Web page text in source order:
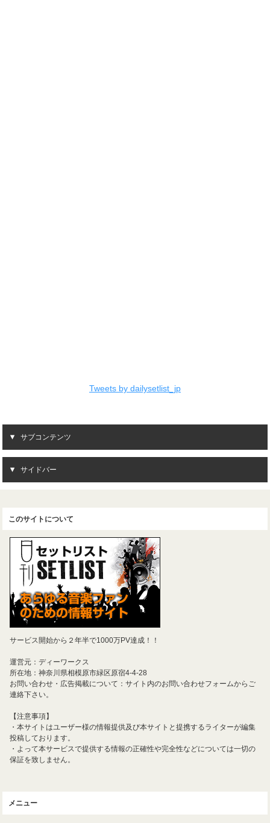
Tweets by dailysetlist_jp
サブコンテンツ
サイドバー
このサイトについて
サービス開始から２年半で1000万PV達成！！
運営元：ディーワークス
所在地：神奈川県相模原市緑区原宿4-4-28
お問い合わせ・広告掲載について：サイト内のお問い合わせフォームからご
連絡下さい。
【注意事項】
・本サイトはユーザー様の情報提供及び本サイトと提携するライターが編集
投稿しております。
・よって本サービスで提供する情報の正確性や完全性などについては一切の
保証を致しません。
メニュー